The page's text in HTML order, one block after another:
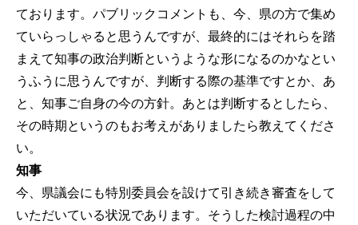
ております。パブリックコメントも、今、県の方で集め
ていらっしゃると思うんですが、最終的にはそれらを踏
まえて知事の政治判断というような形になるのかなとい
うふうに思うんですが、判断する際の基準ですとか、あ
と、知事ご自身の今の方針。あとは判断するとしたら、
その時期というのもお考えがありましたら教えてくださ
い。
知事
今、県議会にも特別委員会を設けて引き続き審査をして
いただいている状況であります。そうした検討過程の中